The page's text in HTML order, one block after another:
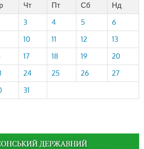
Чт Пт Сб
Нд
3 4 5
6
10 11 12
13
17 18 19
20
24 25 26
27
31